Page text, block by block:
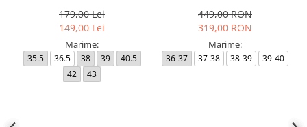
179,00 Lei
149,00 Lei
Marime:
35.5 36.5 38 39
40.5
42
43
449,00 RON
319,00 RON
Marime:
36-37 37-38 38-39 39-40